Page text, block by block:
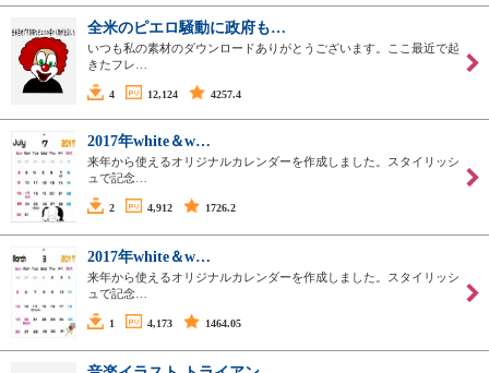
全米のピエロ騒動に政府も…
いつも私の素材のダウンロードありがとうございます。ここ最近で起
きたフレ…
4 12,124 4257.4
2017年white＆w…
来年から使えるオリジナルカレンダーを作成しました。スタイリッシ
ュで記念…
2 4,912 1726.2
2017年white＆w…
来年から使えるオリジナルカレンダーを作成しました。スタイリッシ
ュで記念…
1 4,173 1464.05